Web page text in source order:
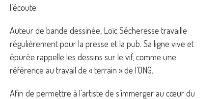
l’écoute.
Auteur de bande dessinée, Loïc Sécheresse travaille
régulièrement pour la presse et la pub. Sa ligne vive et
épurée rappelle les dessins sur le vif, comme une
référence au travail de « terrain » de l’ONG.
Afin de permettre à l’artiste de s’immerger au cœur du